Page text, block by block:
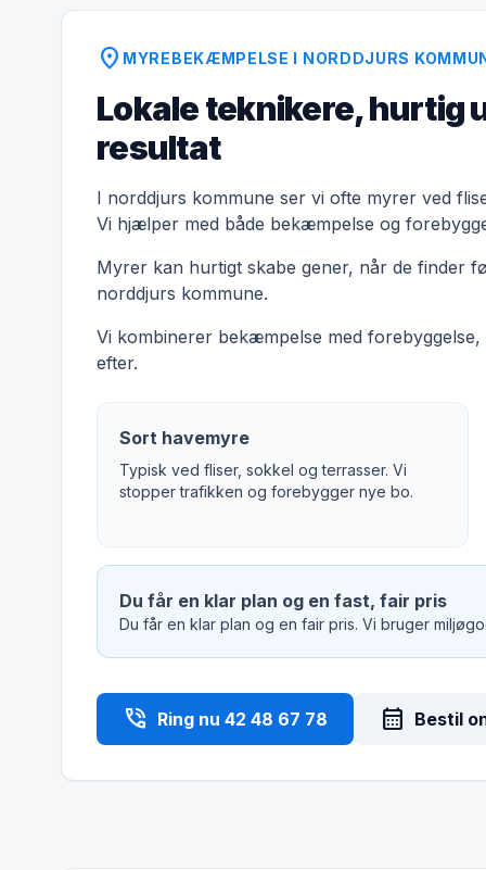
location_on MYREBEKÆMPELSE I NORDDJURS
Lokale teknikere, hurtig
resultat
I norddjurs kommune ser vi ofte myrer ved
Vi hjælper med både bekæmpelse og
Myrer kan hurtigt skabe gener, når de finder
norddjurs kommune.
Vi kombinerer bekæmpelse med
efter.
Sort havemyre
Typisk ved fliser, sokkel og terrasser. Vi
stopper trafikken og forebygger nye bo.
Du får en klar plan og en fast, fair pris
Du får en klar plan og en fair pris. Vi bruger
phone_in_talk Ring nu 42 48 67 78 calendar_month Bestil